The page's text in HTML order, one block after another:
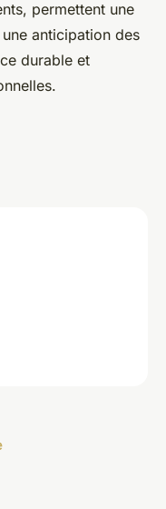
permettent une
anticipation des
durable et